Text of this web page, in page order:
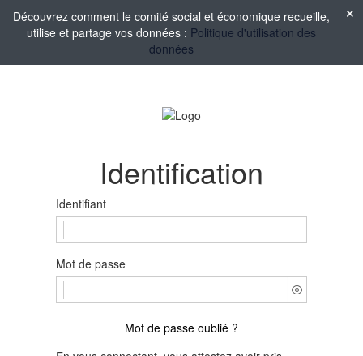
Découvrez comment le comité social et économique recueille,
utilise et partage vos données : Politique d'utilisation des
données
Identification
Identifiant
Mot de passe
Mot de passe oublié ?